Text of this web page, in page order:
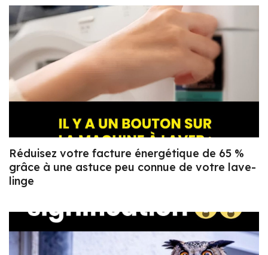
Réduisez votre facture énergétique de 65 %
grâce à une astuce peu connue de votre lave-
linge